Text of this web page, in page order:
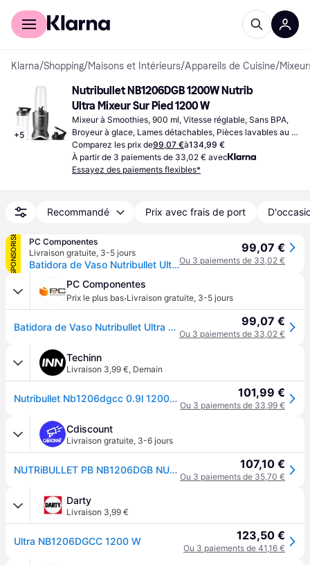
Acheter avec Klarna
Klarna/Shopping/Maisons et Intérieurs/Appareils de Cuisine/
+5
Nutribullet NB1206DGB 1200W Nutrib
Ultra Mixeur Sur Pied 1200 W
Mixeur à Smoothies, 900 ml, Vitesse réglable, Sans BPA,
Broyeur à glace, Lames détachables, Pièces lavables au
lave-vaisselle, Fonction pulse, 1200W
Comparez les prix de99,07 €à134,99 €
À partir de 3 paiements de 33,02 € avec
Essayez des paiements flexibles*
Recommandé Prix avec frais de port
SPONSORISÉ
PC Componentes
Livraison gratuite, 3-5 jours
Batidora de Vaso Nutribullet Ultra 1200W 900ml
99,07 €
Ou 3 paiements de 33,02 €
PC Componentes
Prix le plus bas·Livraison gratuite, 3-5 jours
Batidora de Vaso Nutribullet Ultra 1200W 900ml 99,07 €
Ou 3 paiements de 33,02 €
Techinn
Livraison 3,99 €, Demain
Nutribullet Nb1206dgcc 0.9l 1200w Blender Clair One Size / EU Plug 220V 101,99 €
Ou 3 paiements de 33,99 €
Cdiscount
Livraison gratuite, 3-6 jours
NUTRiBULLET PB NB1206DGB NUTRIB ULTRA 1200W Mixeur sur pied 1200 W - Noir 107,10 €
Ou 3 paiements de 35,70 €
Darty
Livraison 3,99 €
Ultra NB1206DGCC 1200 W 123,50 €
Ou 3 paiements de 41,16 €